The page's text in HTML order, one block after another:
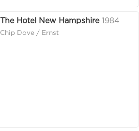
The Hotel New Hampshire 1984
Chip Dove / Ernst